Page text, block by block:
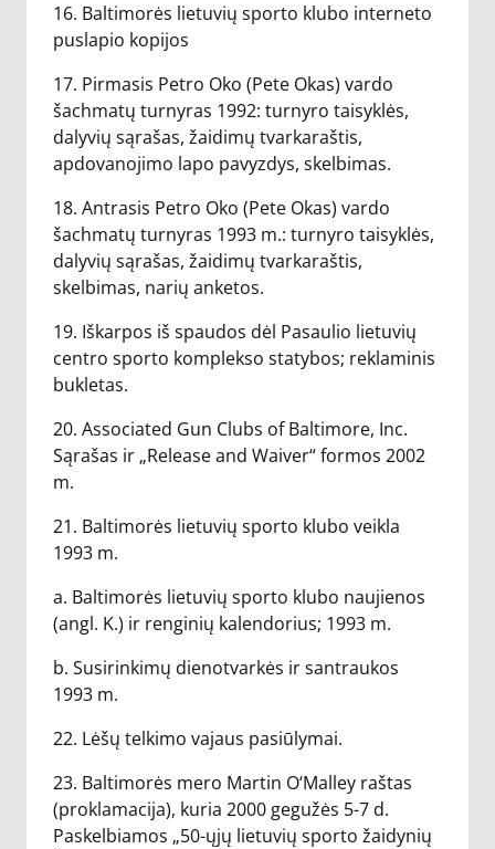
16. Baltimorės lietuvių sporto klubo interneto
puslapio kopijos
17. Pirmasis Petro Oko (Pete Okas) vardo
šachmatų turnyras 1992: turnyro taisyklės,
dalyvių sąrašas, žaidimų tvarkaraštis,
apdovanojimo lapo pavyzdys, skelbimas.
18. Antrasis Petro Oko (Pete Okas) vardo
šachmatų turnyras 1993 m.: turnyro taisyklės,
dalyvių sąrašas, žaidimų tvarkaraštis,
skelbimas, narių anketos.
19. Iškarpos iš spaudos dėl Pasaulio lietuvių
centro sporto komplekso statybos; reklaminis
bukletas.
20. Associated Gun Clubs of Baltimore, Inc.
Sąrašas ir „Release and Waiver“ formos 2002
m.
21. Baltimorės lietuvių sporto klubo veikla
1993 m.
a. Baltimorės lietuvių sporto klubo naujienos
(angl. K.) ir renginių kalendorius; 1993 m.
b. Susirinkimų dienotvarkės ir santraukos
1993 m.
22. Lėšų telkimo vajaus pasiūlymai.
23. Baltimorės mero Martin O‘Malley raštas
(proklamacija), kuria 2000 gegužės 5-7 d.
Paskelbiamos „50-ųjų lietuvių sporto žaidynių